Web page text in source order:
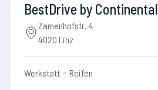
BestDrive by Continental
Zamenhofstr. 4
4020 Linz
Werkstatt Reifen